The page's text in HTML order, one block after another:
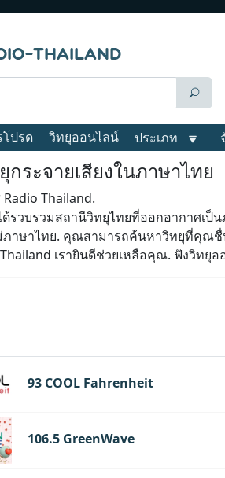
โปรด วิทยุออนไลน์ ประเภท
กระจายเสียงในภาษาไทย
Thailand.
ด้รวบรวมสถานีวิทยุไทยที่ออกอากาศเ
ภาษาไทย. คุณสามารถค้นหาวิทยุที่คุณชื่
เรายินดีช่วยเหลือคุณ. ฟังวิทยุอ
93 COOL Fahrenheit
106.5 GreenWave